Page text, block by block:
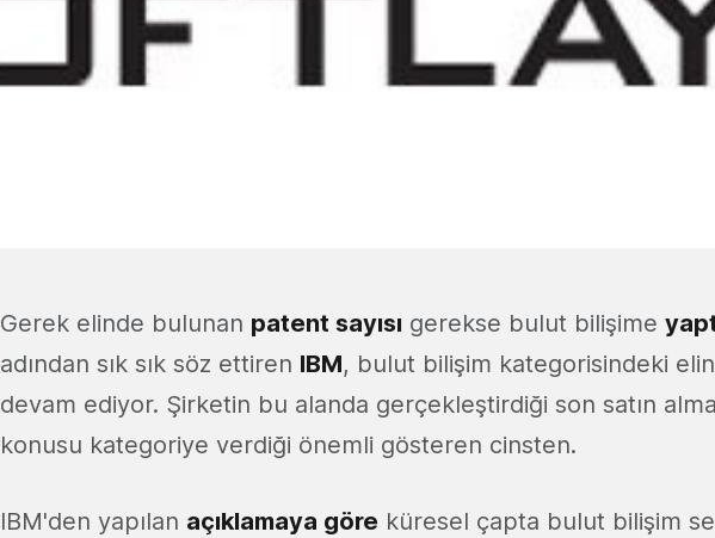
Gerek elinde bulunan patent sayısı gerekse bulut bilişime
adından sık sık söz ettiren IBM, bulut bilişim kategorisindeki
devam ediyor. Şirketin bu alanda gerçekleştirdiği son satın
konusu kategoriye verdiği önemli gösteren cinsten.
IBM'den yapılan açıklamaya göre küresel çapta bulut bilişim